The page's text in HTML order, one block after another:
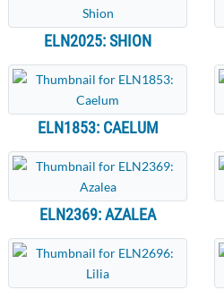
ELN2025: SHION
ELN1853: CAELUM
ELN2369: AZALEA